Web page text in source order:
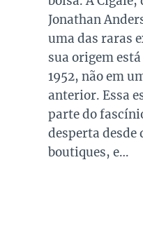
queridos e
presente no
todas as
versátil,
investir em
combinações
que usamos,
ocasiões